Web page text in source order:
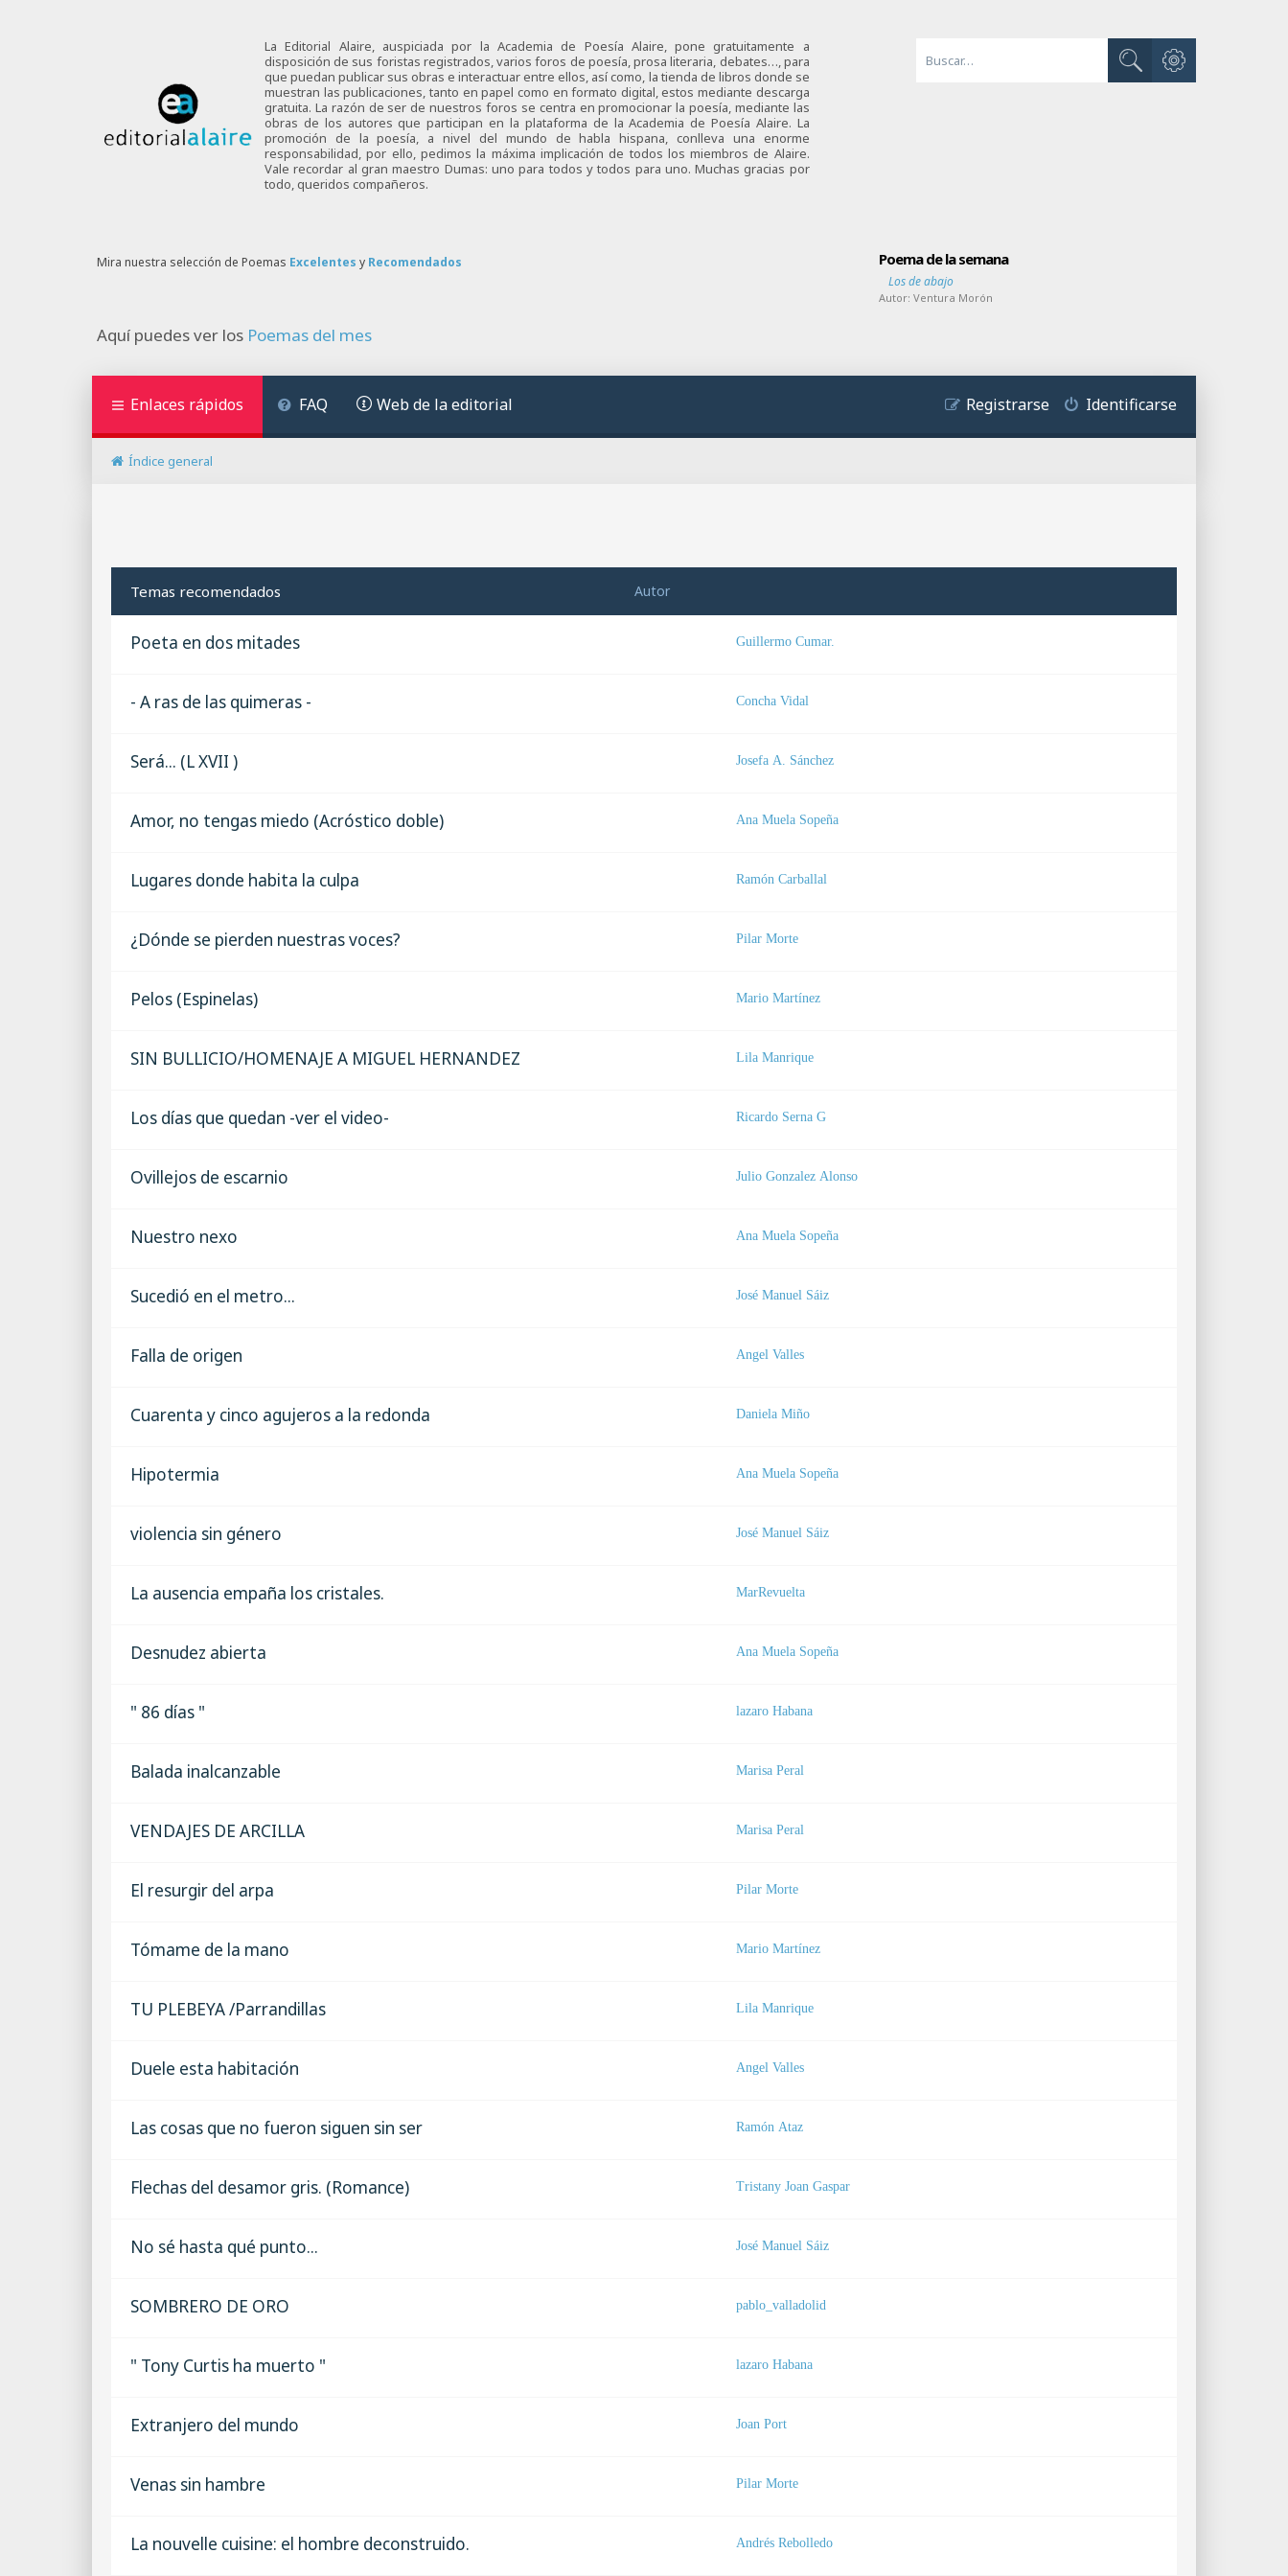
La Editorial Alaire, auspiciada por la Academia de Poesía Alaire, pone gratuitamente a
disposición de sus foristas registrados, varios foros de poesía, prosa literaria, debates…, para
que puedan publicar sus obras e interactuar entre ellos, así como, la tienda de libros donde se
muestran las publicaciones, tanto en papel como en formato digital, estos mediante descarga
gratuita. La razón de ser de nuestros foros se centra en promocionar la poesía, mediante las
obras de los autores que participan en la plataforma de la Academia de Poesía Alaire. La
promoción de la poesía, a nivel del mundo de habla hispana, conlleva una enorme
responsabilidad, por ello, pedimos la máxima implicación de todos los miembros de Alaire.
Vale recordar al gran maestro Dumas: uno para todos y todos para uno. Muchas gracias por
todo, queridos compañeros.
Buscar
Búsqueda avanzada
Mira nuestra selección de Poemas Excelentes y Recomendados Poema de la semana
Los de abajo
Autor:Ventura Morón
Aquí puedes ver los Poemas del mes
Enlaces rápidos FAQ Web de la editorial Identificarse
Registrarse
Índice general
Temas recomendados Autor
Poeta en dos mitades Guillermo Cumar.
- A ras de las quimeras - Concha Vidal
Será... (L XVII ) Josefa A. Sánchez
Amor, no tengas miedo (Acróstico doble) Ana Muela Sopeña
Lugares donde habita la culpa Ramón Carballal
¿Dónde se pierden nuestras voces? Pilar Morte
Pelos (Espinelas) Mario Martínez
SIN BULLICIO/HOMENAJE A MIGUEL HERNANDEZ Lila Manrique
Los días que quedan -ver el video- Ricardo Serna G
Ovillejos de escarnio Julio Gonzalez Alonso
Nuestro nexo Ana Muela Sopeña
Sucedió en el metro... José Manuel Sáiz
Falla de origen Angel Valles
Cuarenta y cinco agujeros a la redonda Daniela Miño
Hipotermia Ana Muela Sopeña
violencia sin género José Manuel Sáiz
La ausencia empaña los cristales. MarRevuelta
Desnudez abierta Ana Muela Sopeña
" 86 días " lazaro Habana
Balada inalcanzable Marisa Peral
VENDAJES DE ARCILLA Marisa Peral
El resurgir del arpa Pilar Morte
Tómame de la mano Mario Martínez
TU PLEBEYA /Parrandillas Lila Manrique
Duele esta habitación Angel Valles
Las cosas que no fueron siguen sin ser Ramón Ataz
Flechas del desamor gris. (Romance) Tristany Joan Gaspar
No sé hasta qué punto... José Manuel Sáiz
SOMBRERO DE ORO pablo_valladolid
" Tony Curtis ha muerto " lazaro Habana
Extranjero del mundo Joan Port
Venas sin hambre Pilar Morte
La nouvelle cuisine: el hombre deconstruido. Andrés Rebolledo